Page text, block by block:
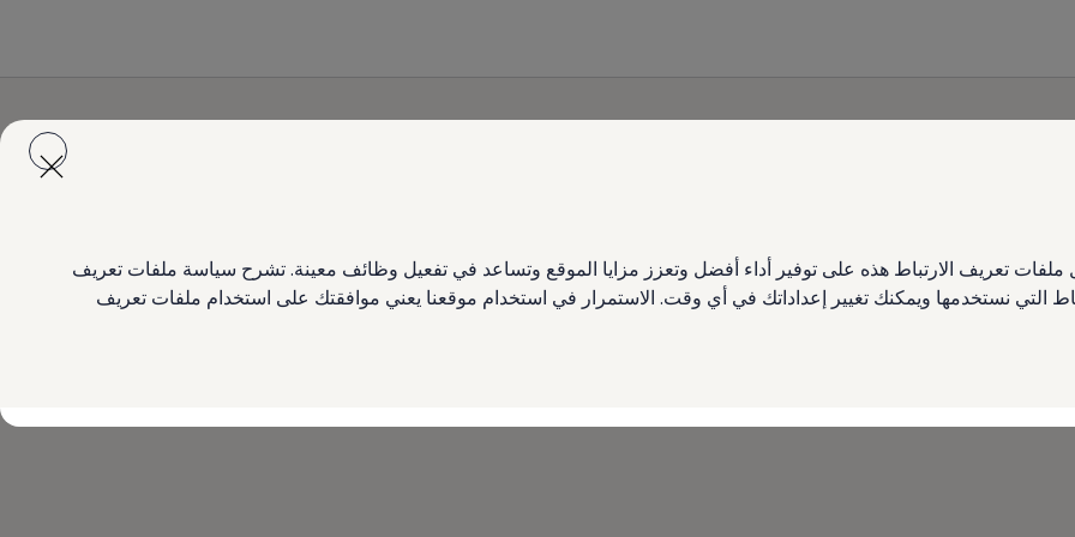
تعريف الارتباط هذه على توفير أداء أفضل وتعزز مزايا الموقع وتساعد في تفعيل وظائف معينة. تشرح سياسة ملفات تعريف
التي نستخدمها ويمكنك تغيير إعداداتك في أي وقت. الاستمرار في استخدام موقعنا يعني موافقتك على استخدام ملفات تعريف
تحميلالكتالوج